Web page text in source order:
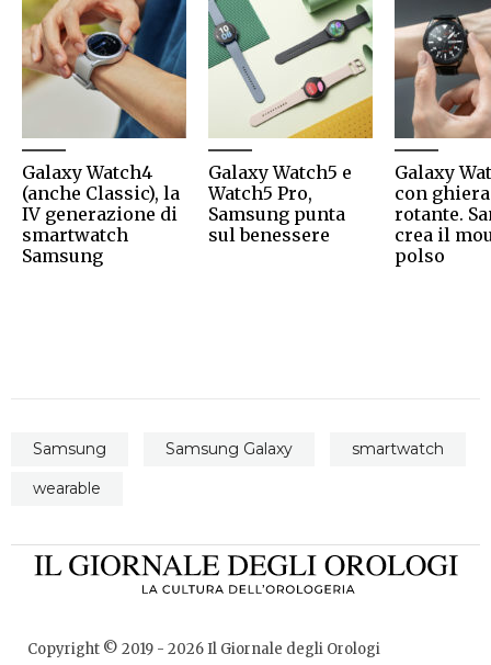
Galaxy Watch4
(anche Classic), la
IV generazione di
smartwatch
Samsung
Galaxy Watch5 e
Watch5 Pro,
Samsung punta
sul benessere
Galaxy
con ghiera
rotante.
crea il
polso
Samsung Samsung Galaxy
smartwatch
wearable
Copyright © 2019 - 2026Il Giornale degli Orologi